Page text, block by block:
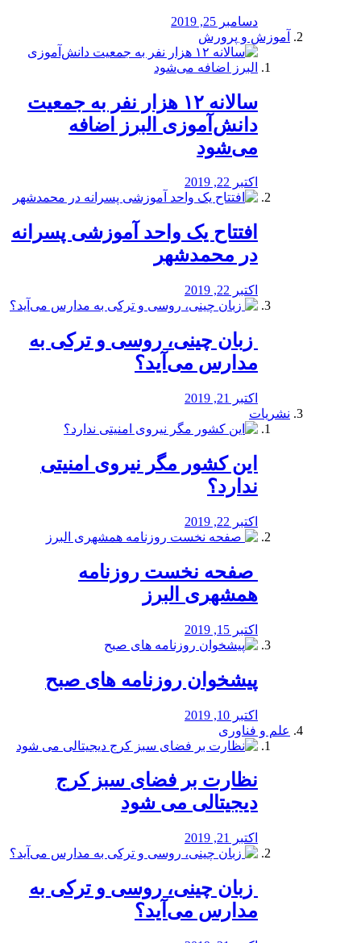
دسامبر 25, 2019
آموزش و پرورش
️سالانه ۱۲ هزار نفر به جمعیت
دانش‌آموزی البرز اضافه
می‌شود
اکتبر 22, 2019
افتتاح یک واحد آموزشی پسرانه
در محمدشهر
اکتبر 22, 2019
️ زبان چینی، روسی و ترکی به
مدارس می‌آید؟
اکتبر 21, 2019
نشریات
این کشور مگر نیروی امنیتی
ندارد؟
اکتبر 22, 2019
️ صفحه نخست روزنامه‌
همشهری البرز
اکتبر 15, 2019
پیشخوان روزنامه های صبح
اکتبر 10, 2019
علم و فناوری
نظارت بر فضای سبز کرج
دیجیتالی می شود
اکتبر 21, 2019
️ زبان چینی، روسی و ترکی به
مدارس می‌آید؟